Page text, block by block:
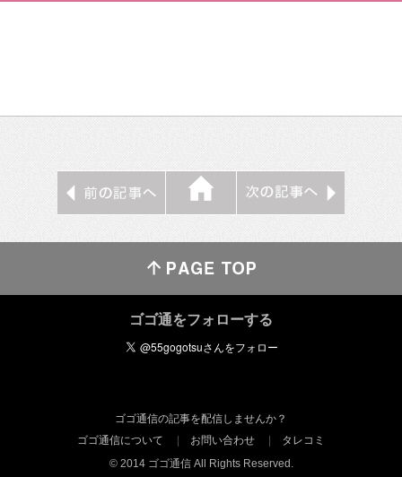
ゴゴ通をフォローする
ゴゴ通信の記事を配信しませんか？
ゴゴ通信について
お問い合わせ
タレコミ
© 2014 ゴゴ通信 All Rights Reserved.